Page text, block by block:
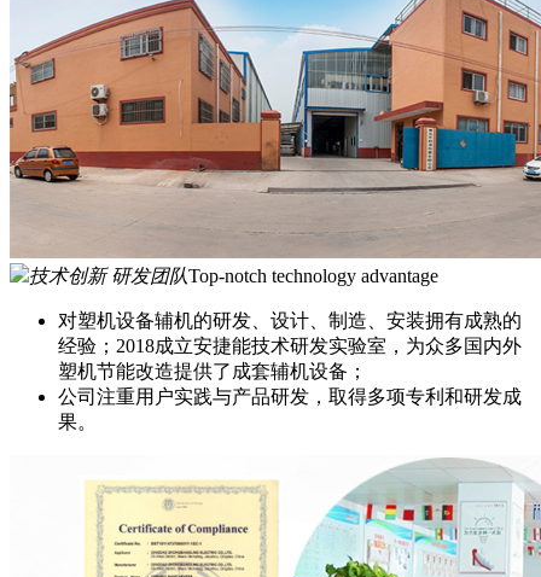
技术创新 研发团队Top-notch technology advantage
对塑机设备辅机的研发、设计、制造、安装拥有成熟的
经验；2018成立安捷能技术研发实验室，为众多国内外
塑机节能改造提供了成套辅机设备；
公司注重用户实践与产品研发，取得多项专利和研发成
果。